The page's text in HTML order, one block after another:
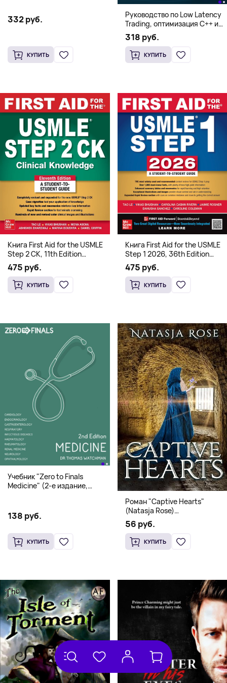
332 руб.
КУПИТЬ
Руководство по Low Latency
Trading, оптимизация C++ и
системная архитектура для
HFT
318 руб.
КУПИТЬ
Книга First Aid for the USMLE
Step 2 CK, 11th Edition
(Мягкий переплет,
Английский язык)
475 руб.
КУПИТЬ
Книга First Aid for the USMLE
Step 1 2026, 36th Edition
(Мягкий переплет,
Английский язык)
475 руб.
КУПИТЬ
Учебник "Zero to Finals
Medicine" (2-е издание,
138 руб.
КУПИТЬ
Роман "Captive Hearts"
(Natasja Rose)
Романтическое фэнтези
56 руб.
КУПИТЬ